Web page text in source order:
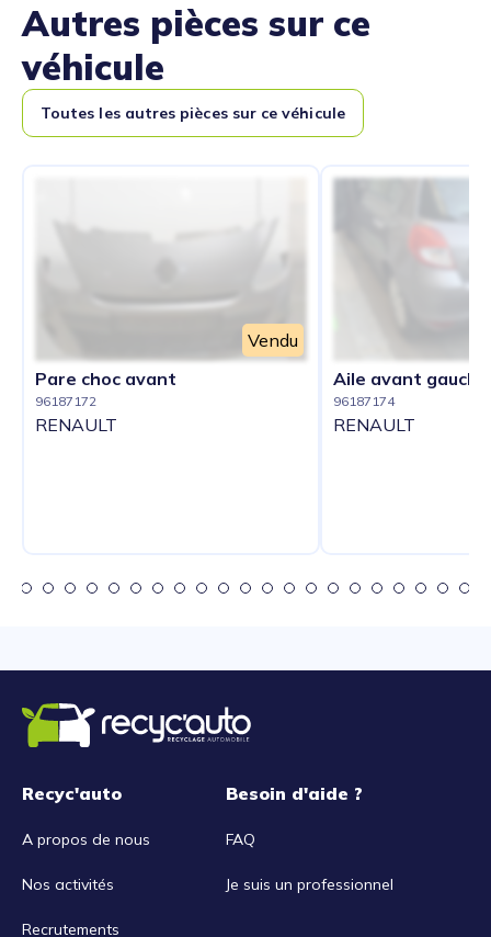
Autres pièces sur ce
véhicule
Toutes les autres pièces sur ce véhicule
Vendu
Pare choc avant
96187172
RENAULT
Aile avant gauche
96187174
RENAULT
Recyc'auto
A propos de nous
Nos activités
Recrutements
Besoin d'aide ?
FAQ
Je suis un professionnel